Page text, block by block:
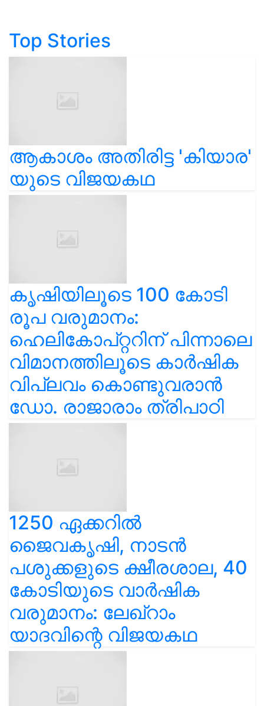
Top Stories
ആകാശം അതിരിട്ട 'കിയാര'
യുടെ വിജയകഥ
കൃഷിയിലൂടെ 100 കോടി
രൂപ വരുമാനം:
ഹെലികോപ്റ്ററിന് പിന്നാലെ
വിമാനത്തിലൂടെ കാർഷിക
വിപ്ലവം കൊണ്ടുവരാൻ
ഡോ. രാജാരാം ത്രിപാഠി
1250 ഏക്കറിൽ
ജൈവകൃഷി, നാടൻ
പശുക്കളുടെ ക്ഷീരശാല, 40
കോടിയുടെ വാർഷിക
വരുമാനം: ലേഖ്‌റാം
യാദവിന്റെ വിജയകഥ